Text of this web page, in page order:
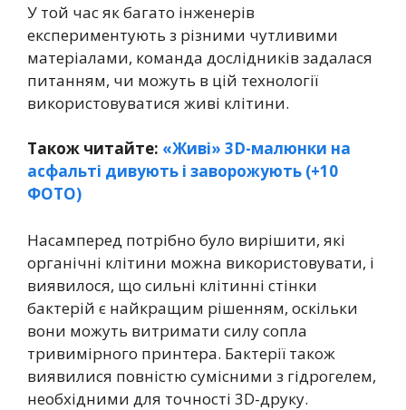
У той час як багато інженерів
експериментують з різними чутливими
матеріалами, команда дослідників задалася
питанням, чи можуть в цій технології
використовуватися живі клітини.
Також читайте: «Живі» 3D-малюнки на
асфальті дивують і заворожують (+10
ФОТО)
Насамперед потрібно було вирішити, які
органічні клітини можна використовувати, і
виявилося, що сильні клітинні стінки
бактерій є найкращим рішенням, оскільки
вони можуть витримати силу сопла
тривимірного принтера. Бактерії також
виявилися повністю сумісними з гідрогелем,
необхідними для точності 3D-друку.